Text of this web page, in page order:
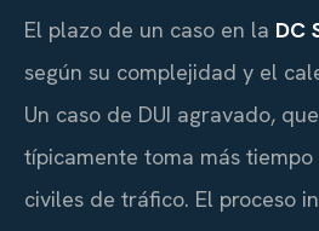
El plazo de un caso en la DC
según su complejidad y el
Un caso de DUI agravado,
típicamente toma más
civiles de tráfico. El proceso